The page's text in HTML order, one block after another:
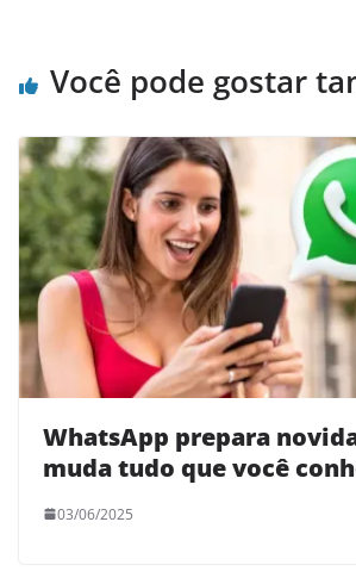
Você pode gostar
WhatsApp prepara
muda tudo que você
03/06/2025